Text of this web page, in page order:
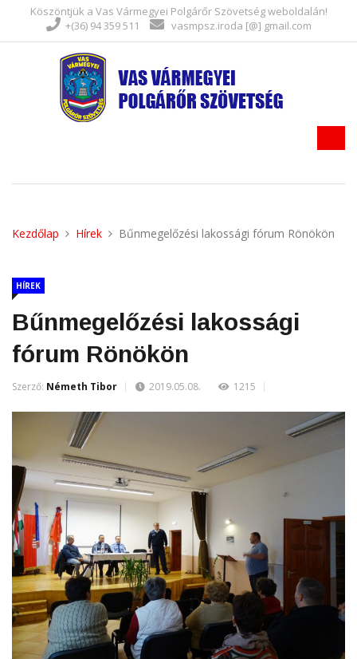
Köszöntjük a Vas Vármegyei Polgárőr Szövetség weboldalán!
+(36) 94 359 511
vasmpsz.iroda [@] gmail.com
Kezdőlap Hírek Bűnmegelőzési lakossági fórum Rönökön
HÍREK
Bűnmegelőzési lakossági
fórum Rönökön
Szerző: Németh Tibor 2019.05.08. 1215